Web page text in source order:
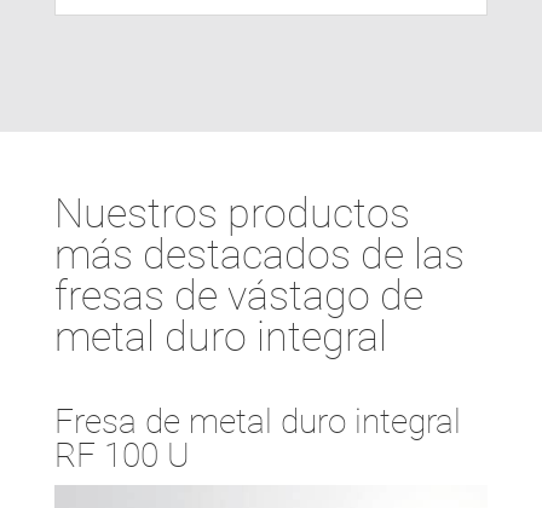
Nuestros productos
más destacados de las
fresas de vástago de
metal duro integral
Fresa de metal duro integral
RF 100 U